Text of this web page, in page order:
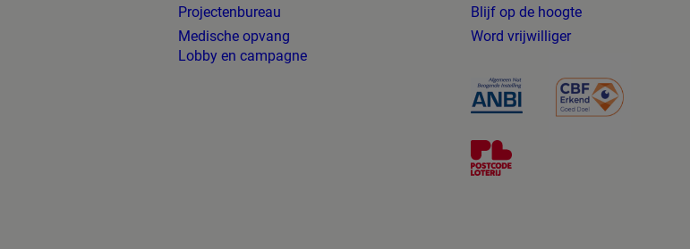
Projectenbureau
Medische opvang
Lobby en campagne
Blijf op de hoogte
Word vrijwilliger